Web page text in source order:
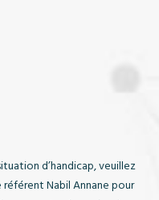
d’handicap, veuillez
Nabil Annane pour